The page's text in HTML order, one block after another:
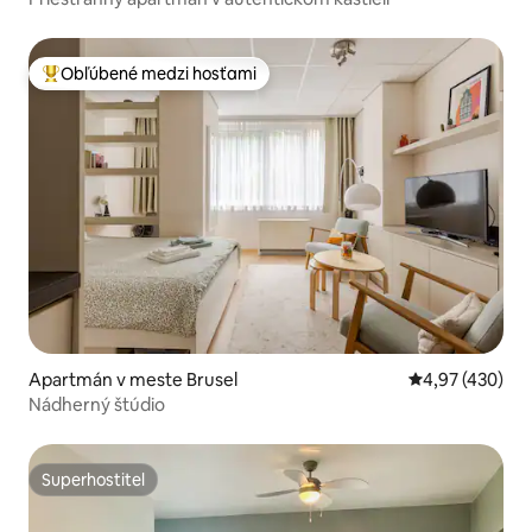
Najobľúbenejšie medzi hosťami
Obľúbené medzi hosťami
Apartmán v meste Brusel Priemerné
4,97 (430)
Nádherný štúdio
Superhostiteľ
Superhostiteľ